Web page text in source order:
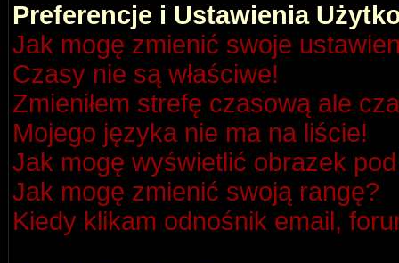
Preferencje i Ustawienia
Jak mogę zmienić swoje
Czasy nie są właściwe!
Zmieniłem strefę czasową ale
Mojego języka nie ma na liście!
Jak mogę wyświetlić obrazek
Jak mogę zmienić swoją rangę?
Kiedy klikam odnośnik email,